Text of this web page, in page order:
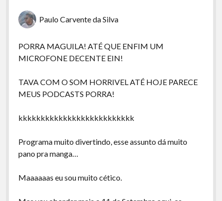
Paulo Carvente da Silva
PORRA MAGUILA! ATÉ QUE ENFIM UM
MICROFONE DECENTE EIN!
TAVA COM O SOM HORRIVEL ATÉ HOJE PARECE
MEUS PODCASTS PORRA!
kkkkkkkkkkkkkkkkkkkkkkkkkk
Programa muito divertindo, esse assunto dá muito
pano pra manga…
Maaaaaas eu sou muito cético.